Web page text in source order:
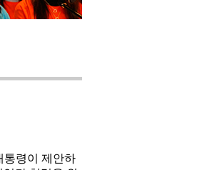
통령이 제안하